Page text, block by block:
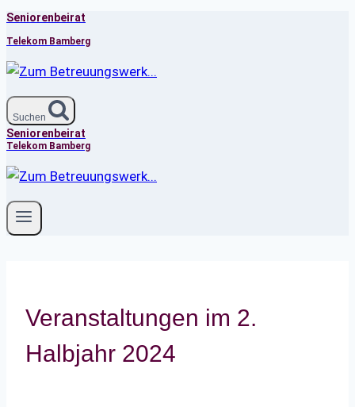
Zum
Inhalt
springen
Seniorenbeirat
Telekom Bamberg
Suchen
Seniorenbeirat
Telekom Bamberg
Veranstaltungen im 2.
Halbjahr 2024